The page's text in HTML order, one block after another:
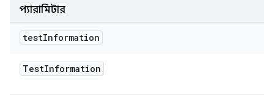
প্যারামিটার
testInformation
TestInformation